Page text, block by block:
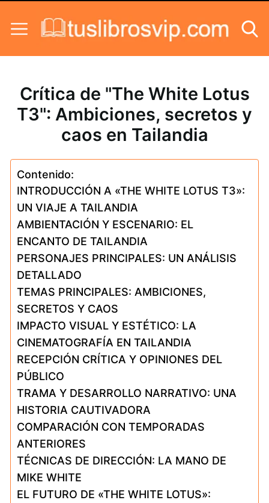
Crítica de "The White Lotus
T3": Ambiciones, secretos y
caos en Tailandia
Contenido:
INTRODUCCIÓN A «THE WHITE LOTUS T3»:
UN VIAJE A TAILANDIA
AMBIENTACIÓN Y ESCENARIO: EL
ENCANTO DE TAILANDIA
PERSONAJES PRINCIPALES: UN ANÁLISIS
DETALLADO
TEMAS PRINCIPALES: AMBICIONES,
SECRETOS Y CAOS
IMPACTO VISUAL Y ESTÉTICO: LA
CINEMATOGRAFÍA EN TAILANDIA
RECEPCIÓN CRÍTICA Y OPINIONES DEL
PÚBLICO
TRAMA Y DESARROLLO NARRATIVO: UNA
HISTORIA CAUTIVADORA
COMPARACIÓN CON TEMPORADAS
ANTERIORES
TÉCNICAS DE DIRECCIÓN: LA MANO DE
MIKE WHITE
EL FUTURO DE «THE WHITE LOTUS»: